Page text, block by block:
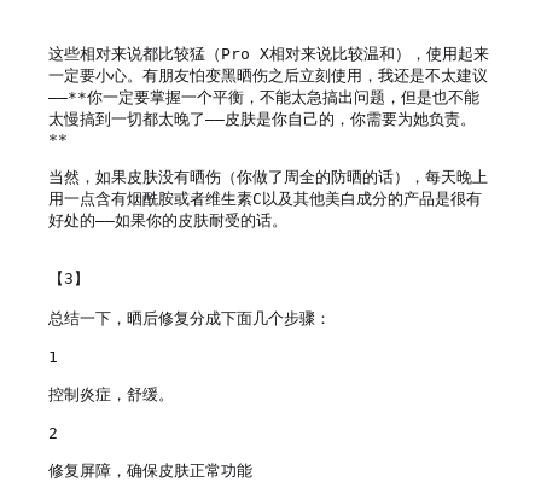
这些相对来说都比较猛（Pro X相对来说比较温和），使用起来
一定要小心。有朋友怕变黑晒伤之后立刻使用，我还是不太建议
——**你一定要掌握一个平衡，不能太急搞出问题，但是也不能
太慢搞到一切都太晚了——皮肤是你自己的，你需要为她负责。
**
当然，如果皮肤没有晒伤（你做了周全的防晒的话），每天晚上
用一点含有烟酰胺或者维生素C以及其他美白成分的产品是很有
好处的——如果你的皮肤耐受的话。
【3】
总结一下，晒后修复分成下面几个步骤：
1
控制炎症，舒缓。
2
修复屏障，确保皮肤正常功能